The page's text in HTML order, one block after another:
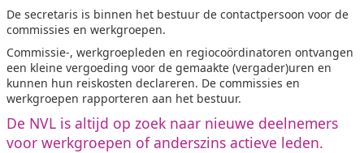
De secretaris is binnen het bestuur de contactpersoon voor de
commissies en werkgroepen.
Commissie-, werkgroepleden en regiocoördinatoren ontvangen
een kleine vergoeding voor de gemaakte (vergader)uren en
kunnen hun reiskosten declareren. De commissies en
werkgroepen rapporteren aan het bestuur.
De NVL is altijd op zoek naar nieuwe deelnemers
voor werkgroepen of anderszins actieve leden.